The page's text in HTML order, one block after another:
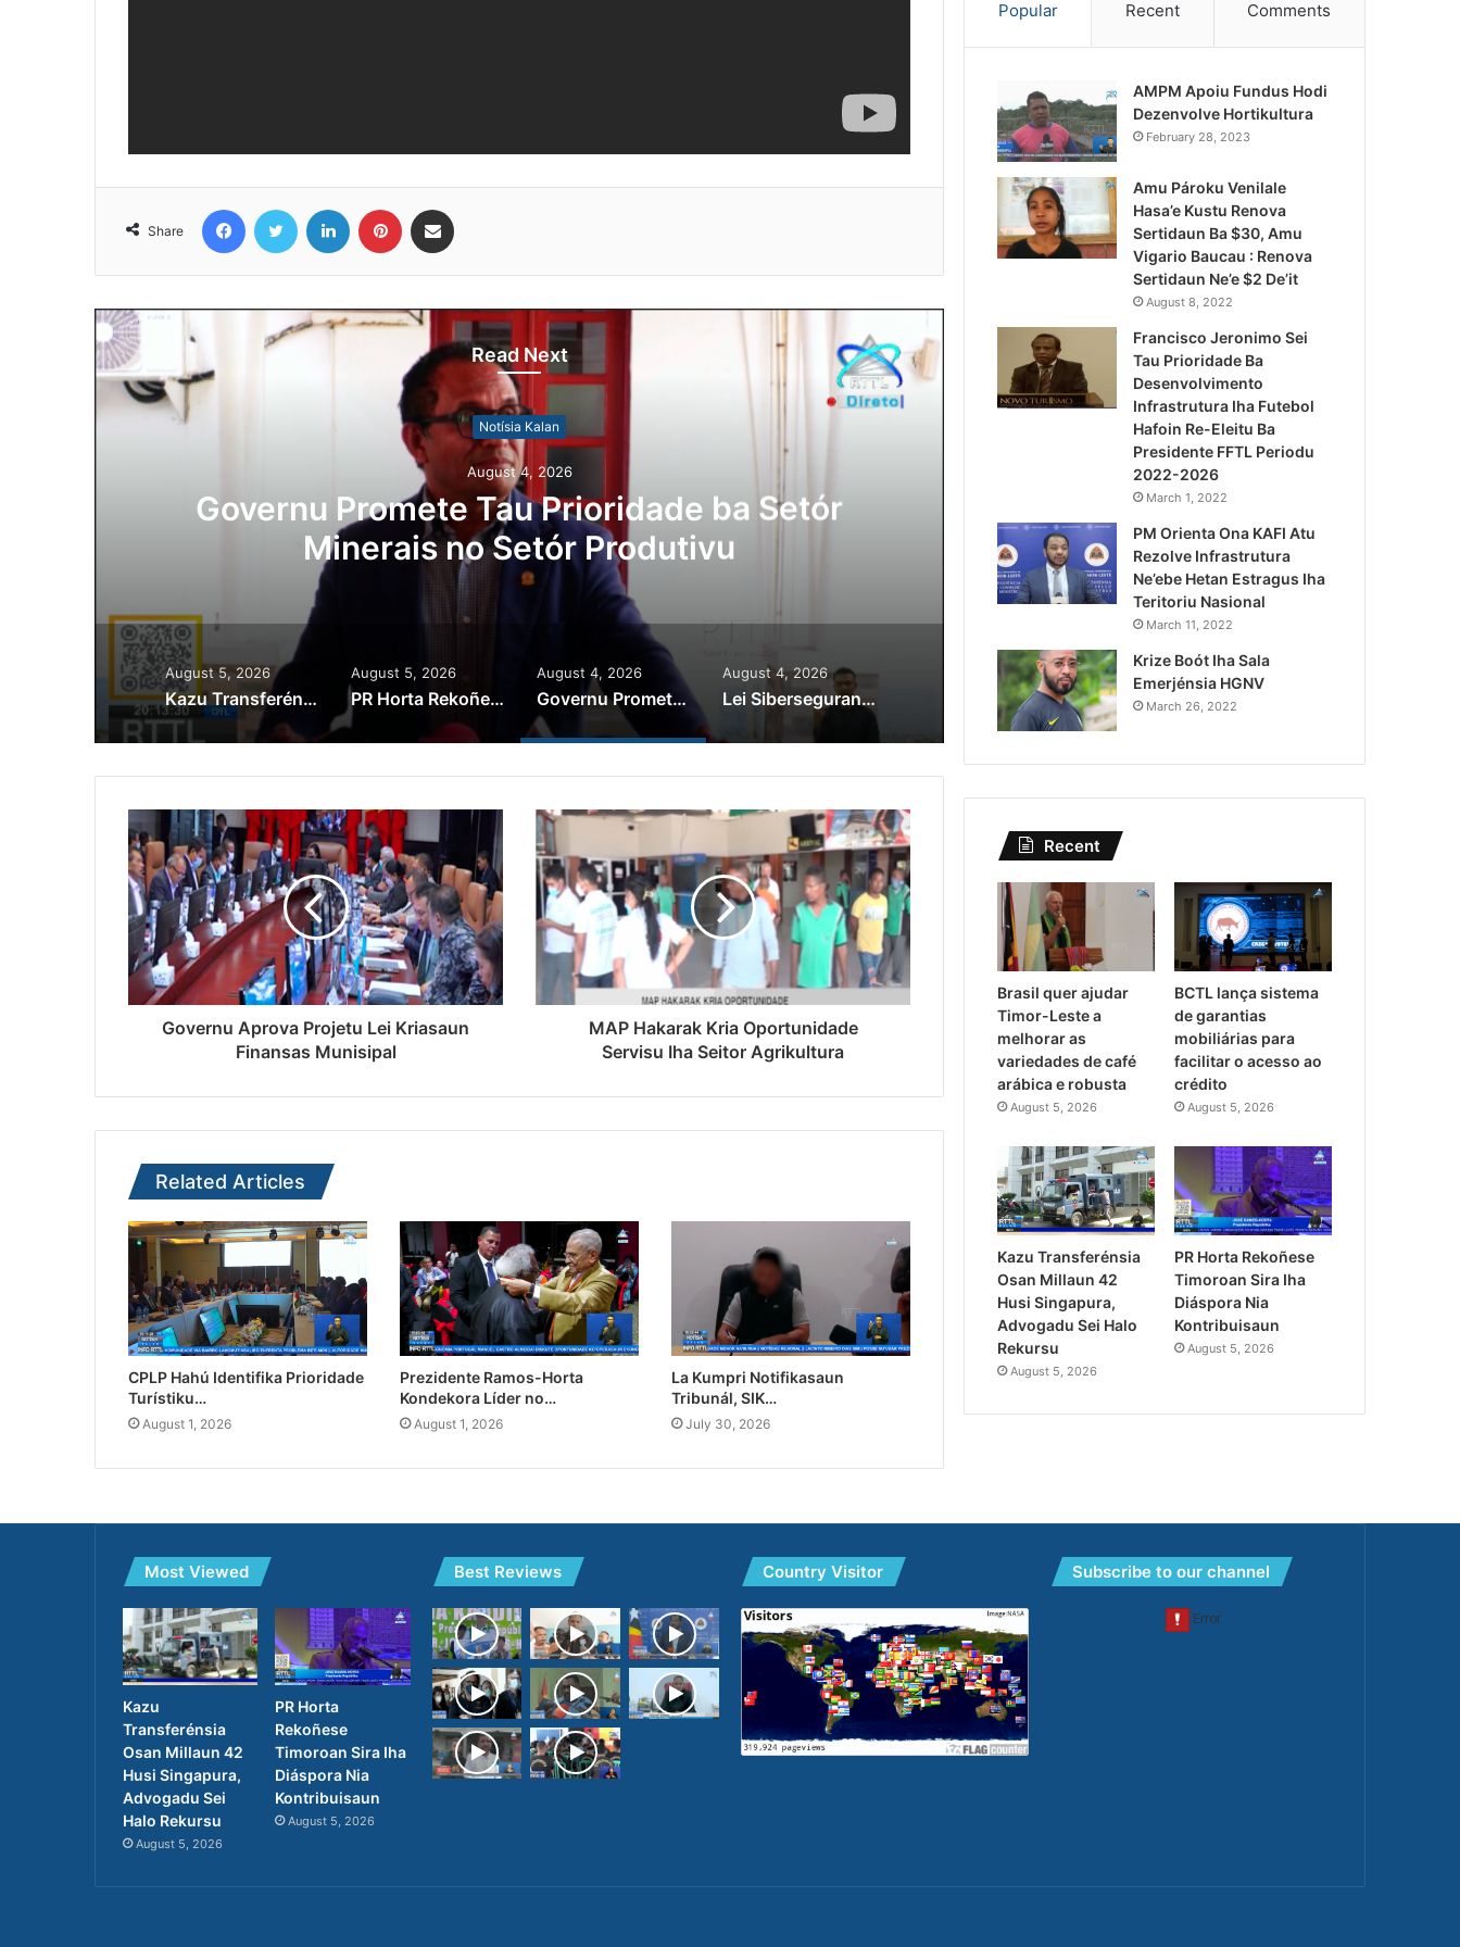
Share
Read Next
Notísia Kalan
August 4, 2026
Governu Promete Tau Prioridade ba Setór
Minerais no Setór Produtivu
Lei Siberseguransa Ajuda
Kaptura Autór Kriminozu
Estranjeiru
August 5, 2026
Kazu Transferénsia Osan Millaun 42 Husi Singapura, Advogadu Sei Halo Rekursu
August 5, 2026
PR Horta Rekoñese Timoroan Sira Iha Diáspora Nia Kontribuisaun
August 4, 2026
Governu Promete Tau Prioridade ba Setór Minerais no Setór Produtivu
August 4, 2026
Lei Siberseguransa Ajuda Autoridade Polisiál Kaptura Autór Kriminozu ho Paradeiru Iha Estranjeiru
Governu Aprova Projetu Lei Kriasaun
Finansas Munisipal
MAP Hakarak Kria Oportunidade
Servisu Iha Seitor Agrikultura
Related Articles
CPLP Hahú Identifika Prioridade
Turístiku…
August 1, 2026
Prezidente Ramos-Horta
Kondekora Líder no…
August 1, 2026
La Kumpri Notifikasaun
Tribunál, SIK…
July 30, 2026
Popular Recent Comments
AMPM Apoiu Fundus Hodi
Dezenvolve Hortikultura
February 28, 2023
Amu Pároku Venilale
Hasa’e Kustu Renova
Sertidaun Ba $30, Amu
Vigario Baucau : Renova
Sertidaun Ne’e $2 De’it
August 8, 2022
Francisco Jeronimo Sei
Tau Prioridade Ba
Desenvolvimento
Infrastrutura Iha Futebol
Hafoin Re-Eleitu Ba
Presidente FFTL Periodu
2022-2026
March 1, 2022
PM Orienta Ona KAFI Atu
Rezolve Infrastrutura
Ne’ebe Hetan Estragus Iha
Teritoriu Nasional
March 11, 2022
Krize Boót Iha Sala
Emerjénsia HGNV
March 26, 2022
Recent
Brasil quer ajudar
Timor-Leste a
melhorar as
variedades de café
arábica e robusta
August 5, 2026
BCTL lança sistema
de garantias
mobiliárias para
facilitar o acesso ao
crédito
August 5, 2026
Kazu Transferénsia
Osan Millaun 42
Husi Singapura,
Advogadu Sei Halo
Rekursu
August 5, 2026
PR Horta Rekoñese
Timoroan Sira Iha
Diáspora Nia
Kontribuisaun
August 5, 2026
Most Viewed
Kazu
Transferénsia
Osan Millaun 42
Husi Singapura,
Advogadu Sei
Halo Rekursu
August 5, 2026
PR Horta
Rekoñese
Timoroan Sira Iha
Diáspora Nia
Kontribuisaun
August 5, 2026
Best Reviews Country Visitor Subscribe to our channel